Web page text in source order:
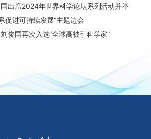
出席2024年世界科学论坛系列活动并举
促进可持续发展”主题边会
俊国再次入选“全球高被引科学家”